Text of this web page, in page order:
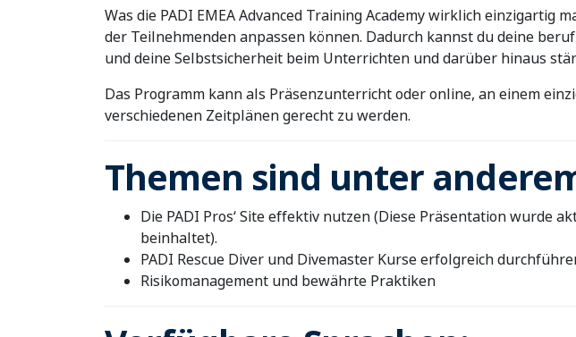
Was die PADI EMEA Advanced Training Academy wirklich
der Teilnehmenden anpassen können. Dadurch kannst du deine
und deine Selbstsicherheit beim Unterrichten und darüber hinaus
Das Programm kann als Präsenzunterricht oder online, an einem
verschiedenen Zeitplänen gerecht zu werden.
Themen sind unter
Die PADI Pros‘ Site effektiv nutzen (Diese Präsentation wurde
beinhaltet).
PADI Rescue Diver und Divemaster Kurse erfolgreich
Risikomanagement und bewährte Praktiken